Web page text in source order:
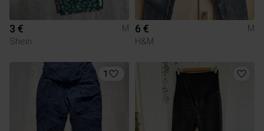
3 €
M
Shein
6 €
M
H&M
1